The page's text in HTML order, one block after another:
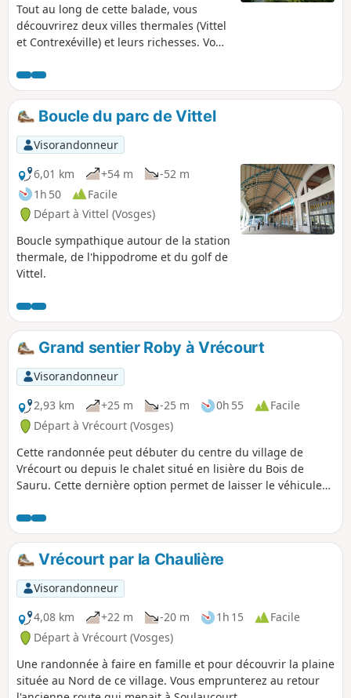
Tout au long de cette balade, vous
découvrirez deux villes thermales (Vittel
et Contrexéville) et leurs richesses. Vous
Mandres sur Vair et Norroy sur Vair,
avant de revenir à votre point de départ.
Boucle du parc de Vittel
Visorandonneur
6,01 km
+54 m
-52 m
1h 50
Facile
Départ à Vittel (Vosges)
Boucle sympathique autour de la station
thermale, de l'hippodrome et du golf de
Vittel.
Grand sentier Roby à Vrécourt
Visorandonneur
2,93 km
+25 m -25 m 0h 55
Facile
Départ à Vrécourt (Vosges)
Cette randonnée peut débuter du centre du village de
Vrécourt ou depuis le chalet situé en lisière du Bois de
Sauru. Cette dernière option permet de laisser le véhicule
trop forte, de ne réaliser que la partie ombragée. Elle
emprunte dans sa première partie le Petit Sentier Roby.
Vrécourt par la Chaulière
Visorandonneur
4,08 km
+22 m -20 m 1h 15
Facile
Départ à Vrécourt (Vosges)
Une randonnée à faire en famille et pour découvrir la plaine
située au Nord de ce village. Vous emprunterez au retour